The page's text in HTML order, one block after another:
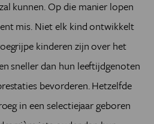
kunnen. Op die manier lopen
mis. Niet elk kind ontwikkelt
kinderen zijn over het
sneller dan hun leeftijdgenoten
bevorderen. Hetzelfde
in een selectiejaar geboren